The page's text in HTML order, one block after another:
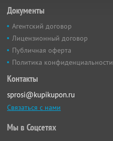
Документы
Агентский договор
Лицензионный договор
Публичная оферта
Политика конфиденциальности
Контакты
sprosi@kupikupon.ru
Связаться с нами
Мы в Соцсетях